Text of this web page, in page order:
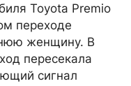
Toyota Premio
переходе
женщину. В
пересекала
сигнал